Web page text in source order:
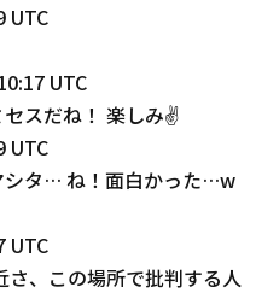
UTC
UTC
スだね！ 楽しみ✌️
UTC
シタ… ね！面白かった…w
UTC
、この場所で批判する人